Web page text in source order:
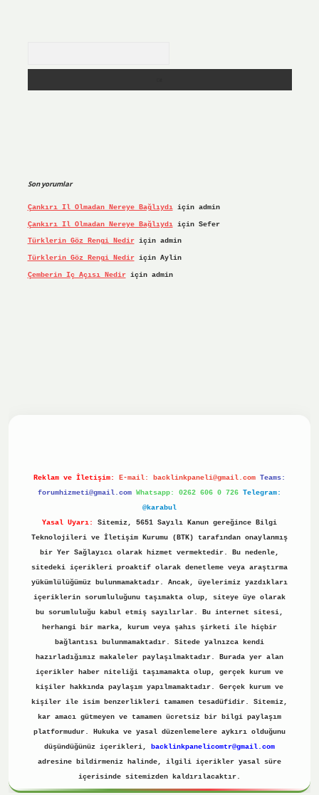
Son yorumlar
Çankırı Il Olmadan Nereye Bağlıydıiçin admin
Çankırı Il Olmadan Nereye Bağlıydıiçin Sefer
Türklerin Göz Rengi Nediriçin admin
Türklerin Göz Rengi Nediriçin Aylin
Çemberin Iç Açısı Nediriçin admin
Reklam ve İletişim: E-mail: backlinkpaneli@gmail.com Teams:
forumhizmeti@gmail.com Whatsapp: 0262 606 0 726 Telegram:
@karabul
Yasal Uyarı:
Sitemiz, 5651 Sayılı Kanun gereğince Bilgi
Teknolojileri ve İletişim Kurumu (BTK) tarafından onaylanmış
bir Yer Sağlayıcı olarak hizmet vermektedir. Bu nedenle,
sitedeki içerikleri proaktif olarak denetleme veya araştırma
yükümlülüğümüz bulunmamaktadır. Ancak, üyelerimiz yazdıkları
içeriklerin sorumluluğunu taşımakta olup, siteye üye olarak
bu sorumluluğu kabul etmiş sayılırlar. Bu internet sitesi,
herhangi bir marka, kurum veya şahıs şirketi ile hiçbir
bağlantısı bulunmamaktadır. Sitede yalnızca kendi
hazırladığımız makaleler paylaşılmaktadır. Burada yer alan
içerikler haber niteliği taşımamakta olup, gerçek kurum ve
kişiler hakkında paylaşım yapılmamaktadır. Gerçek kurum ve
kişiler ile isim benzerlikleri tamamen tesadüfidir. Sitemiz,
kar amacı gütmeyen ve tamamen ücretsiz bir bilgi paylaşım
platformudur. Hukuka ve yasal düzenlemelere aykırı olduğunu
düşündüğünüz içerikleri,
backlinkpanelicomtr@gmail.com
adresine bildirmeniz halinde, ilgili içerikler yasal süre
içerisinde sitemizden kaldırılacaktır.